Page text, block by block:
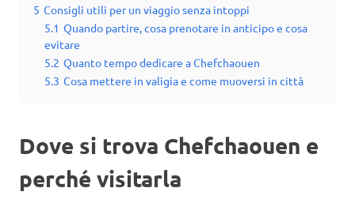
5 Consigli utili per un viaggio senza intoppi
5.1 Quando partire, cosa prenotare in anticipo e cosa
evitare
5.2 Quanto tempo dedicare a Chefchaouen
5.3 Cosa mettere in valigia e come muoversi in città
Dove si trova Chefchaouen e
perché visitarla